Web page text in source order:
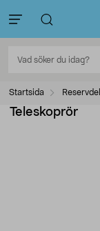
Startsida
Teleskoprör